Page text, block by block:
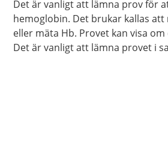
Det är vanligt att lämna prov för
hemoglobin. Det brukar kallas
eller mäta Hb. Provet kan visa
Det är vanligt att lämna provet i